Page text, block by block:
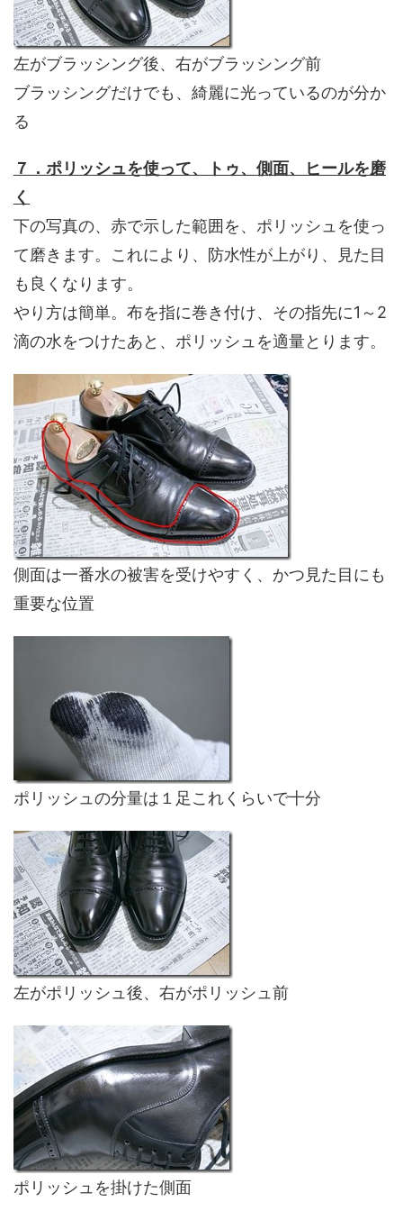
左がブラッシング後、右がブラッシング前
ブラッシングだけでも、綺麗に光っているのが分か
る
７．ポリッシュを使って、トゥ、側面、ヒールを磨
く
下の写真の、赤で示した範囲を、ポリッシュを使っ
て磨きます。これにより、防水性が上がり、見た目
も良くなります。
やり方は簡単。布を指に巻き付け、その指先に1～2
滴の水をつけたあと、ポリッシュを適量とります。
側面は一番水の被害を受けやすく、かつ見た目にも
重要な位置
ポリッシュの分量は１足これくらいで十分
左がポリッシュ後、右がポリッシュ前
ポリッシュを掛けた側面